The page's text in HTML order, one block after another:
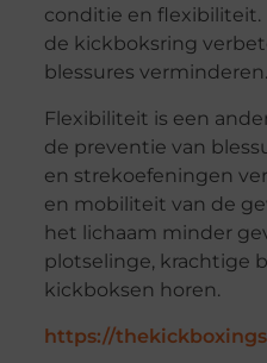
conditie en flexibiliteit.
de kickboksring
blessures verminderen.
Flexibiliteit is een
de preventie van
en strekoefeningen
en mobiliteit van de
het lichaam minder
plotselinge, krachtige
kickboksen horen.
https://